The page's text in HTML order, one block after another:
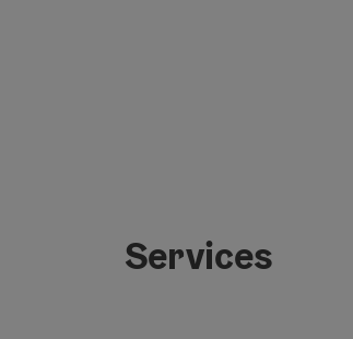
Services